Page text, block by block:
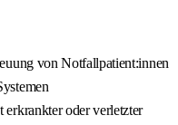
von Notfallpatient:innen
oder verletzter